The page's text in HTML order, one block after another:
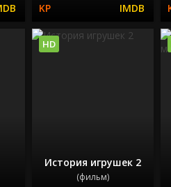
История игрушек 2
(фильм)
HD